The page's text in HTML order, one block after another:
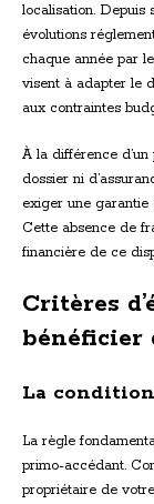
localisation. Depuis
évolutions
chaque année par
visent à adapter le
aux contraintes
À la différence
dossier ni
exiger une garantie
Cette absence de
financière de ce
Critères
bénéficier
La
La règle
primo-accédant.
propriétaire de